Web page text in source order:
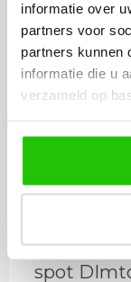
informatie over
partners voor
partners kunnen
informatie die u
verzameld op
LED lamp
spot